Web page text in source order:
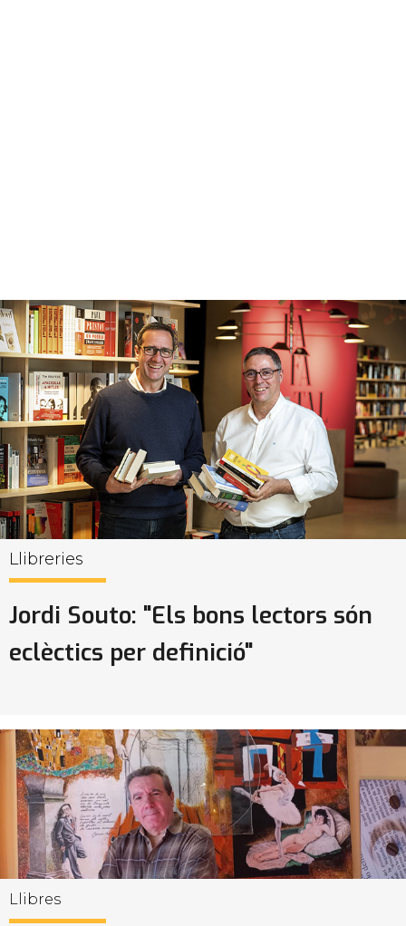
Llibreries
Jordi Souto: "Els bons lectors són
eclèctics per definició"
Llibres